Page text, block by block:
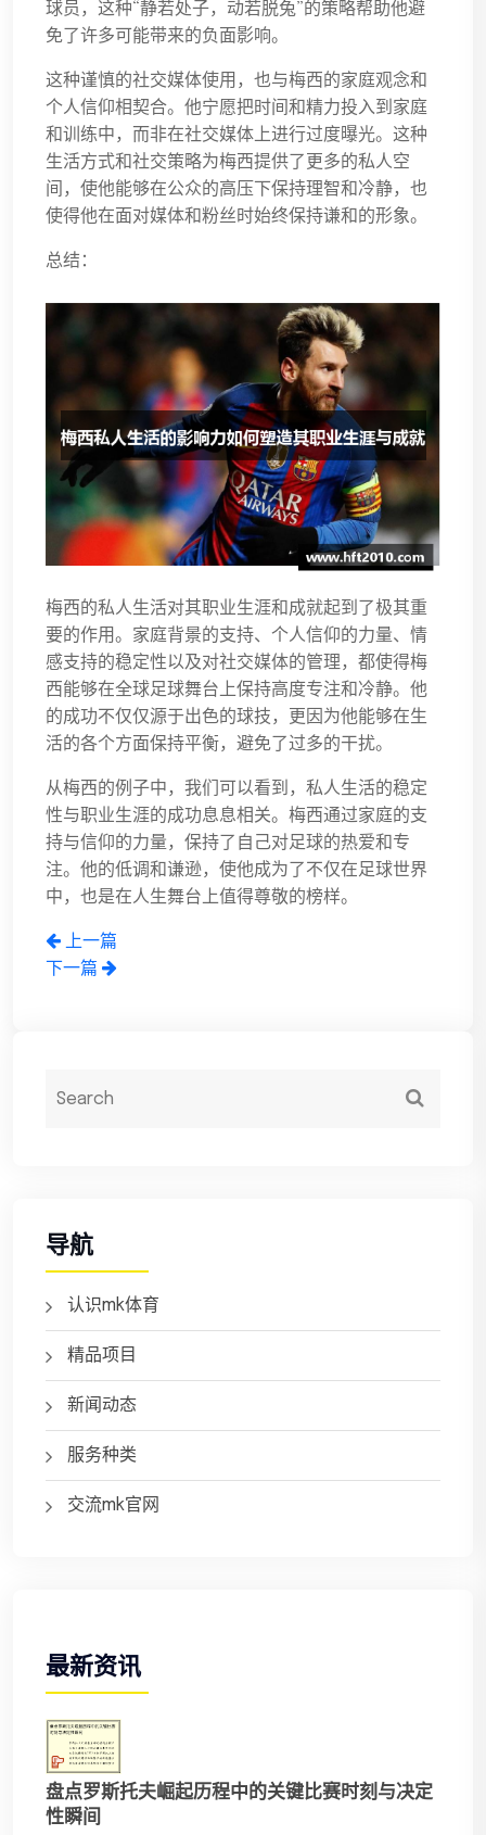
球员，这种“静若处子，动若脱兔”的策略帮助他避
免了许多可能带来的负面影响。
这种谨慎的社交媒体使用，也与梅西的家庭观念和
个人信仰相契合。他宁愿把时间和精力投入到家庭
和训练中，而非在社交媒体上进行过度曝光。这种
生活方式和社交策略为梅西提供了更多的私人空
间，使他能够在公众的高压下保持理智和冷静，也
使得他在面对媒体和粉丝时始终保持谦和的形象。
总结：
梅西的私人生活对其职业生涯和成就起到了极其重
要的作用。家庭背景的支持、个人信仰的力量、情
感支持的稳定性以及对社交媒体的管理，都使得梅
西能够在全球足球舞台上保持高度专注和冷静。他
的成功不仅仅源于出色的球技，更因为他能够在生
活的各个方面保持平衡，避免了过多的干扰。
从梅西的例子中，我们可以看到，私人生活的稳定
性与职业生涯的成功息息相关。梅西通过家庭的支
持与信仰的力量，保持了自己对足球的热爱和专
注。他的低调和谦逊，使他成为了不仅在足球世界
中，也是在人生舞台上值得尊敬的榜样。
上一篇
下一篇
导航
认识mk体育
精品项目
新闻动态
服务种类
交流mk官网
最新资讯
盘点罗斯托夫崛起历程中的关键比赛时刻与决定
性瞬间